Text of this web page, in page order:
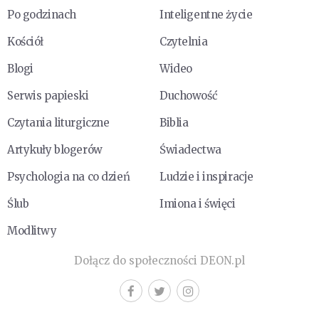
Po godzinach
Inteligentne życie
Kościół
Czytelnia
Blogi
Wideo
Serwis papieski
Duchowość
Czytania liturgiczne
Biblia
Artykuły blogerów
Świadectwa
Psychologia na co dzień
Ludzie i inspiracje
Ślub
Imiona i święci
Modlitwy
Dołącz do społeczności DEON.pl